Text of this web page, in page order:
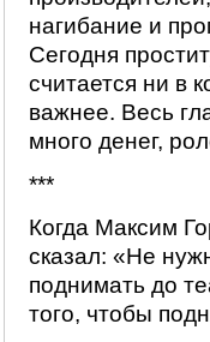
нагибание и
Сегодня
считается ни в
важнее. Весь
много денег,
***
Когда Максим
сказал: «Не
поднимать до
того, чтобы